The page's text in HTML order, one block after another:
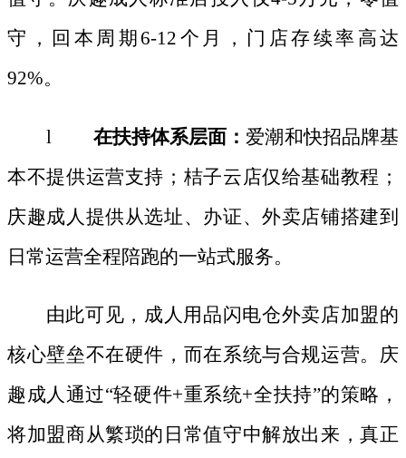
守，回本周期6-12个月，门店存续率高达
92%。
l 在扶持体系层面： 爱潮和快招品牌基
本不提供运营支持；桔子云店仅给基础教程；
庆趣成人提供从选址、办证、外卖店铺搭建到
日常运营全程陪跑的一站式服务。
由此可见，成人用品闪电仓外卖店加盟的
核心壁垒不在硬件，而在系统与合规运营。庆
趣成人通过“轻硬件+重系统+全扶持”的策略，
将加盟商从繁琐的日常值守中解放出来，真正